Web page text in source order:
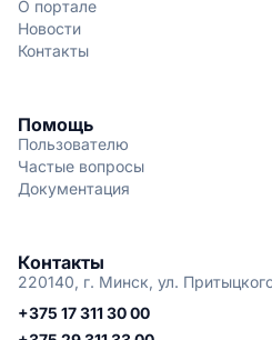
О портале
Новости
Контакты
Помощь
Пользователю
Частые вопросы
Документация
Контакты
220140, г. Минск, ул.
+375 17 311 30 00